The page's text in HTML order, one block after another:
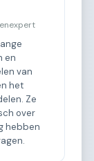
en
van
het
Ze
over
hebben